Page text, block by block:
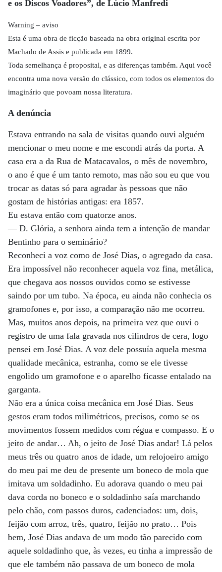
e os Discos Voadores”, de Lúcio Manfredi
Warning – aviso
Esta é uma obra de ficção baseada na obra original escrita por
Machado de Assis e publicada em 1899.
Toda semelhança é proposital, e as diferenças também. Aqui você
encontra uma nova versão do clássico, com todos os elementos do
imaginário que povoam nossa literatura.
A denúncia
Estava entrando na sala de visitas quando ouvi alguém
mencionar o meu nome e me escondi atrás da porta. A
casa era a da Rua de Matacavalos, o mês de novembro,
o ano é que é um tanto remoto, mas não sou eu que vou
trocar as datas só para agradar às pessoas que não
gostam de histórias antigas: era 1857.
Eu estava então com quatorze anos.
— D. Glória, a senhora ainda tem a intenção de mandar
Bentinho para o seminário?
Reconheci a voz como de José Dias, o agregado da casa.
Era impossível não reconhecer aquela voz fina, metálica,
que chegava aos nossos ouvidos como se estivesse
saindo por um tubo. Na época, eu ainda não conhecia os
gramofones e, por isso, a comparação não me ocorreu.
Mas, muitos anos depois, na primeira vez que ouvi o
registro de uma fala gravada nos cilindros de cera, logo
pensei em José Dias. A voz dele possuía aquela mesma
qualidade mecânica, estranha, como se ele tivesse
engolido um gramofone e o aparelho ficasse entalado na
garganta.
Não era a única coisa mecânica em José Dias. Seus
gestos eram todos milimétricos, precisos, como se os
movimentos fossem medidos com régua e compasso. E o
jeito de andar… Ah, o jeito de José Dias andar! Lá pelos
meus três ou quatro anos de idade, um relojoeiro amigo
do meu pai me deu de presente um boneco de mola que
imitava um soldadinho. Eu adorava quando o meu pai
dava corda no boneco e o soldadinho saía marchando
pelo chão, com passos duros, cadenciados: um, dois,
feijão com arroz, três, quatro, feijão no prato… Pois
bem, José Dias andava de um modo tão parecido com
aquele soldadinho que, às vezes, eu tinha a impressão de
que ele também não passava de um boneco de mola